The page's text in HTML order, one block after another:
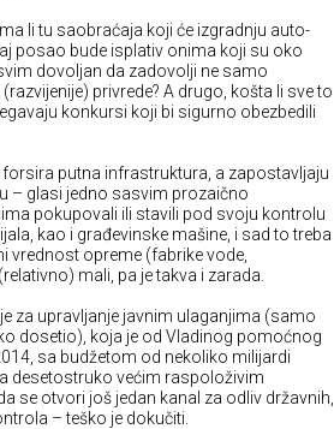
li tu saobraćaja koji će izgradnju auto-
posao bude isplativ onima koji su oko
dovoljan da zadovolji ne samo
privrede? A drugo, košta li sve to
konkursi koji bi sigurno obezbedili
putna infrastruktura, a zapostavljaju
– glasi jedno sasvim prozaično
pokupovali ili stavili pod svoju kontrolu
kao i građevinske mašine, i sad to treba
vrednost opreme (fabrike vode,
mali, pa je takva i zarada.
za upravljanje javnim ulaganjima (samo
dosetio), koja je od Vladinog pomoćnog
sa budžetom od nekoliko milijardi
desetostruko većim raspoloživim
se otvori još jedan kanal za odliv državnih,
– teško je dokučiti.